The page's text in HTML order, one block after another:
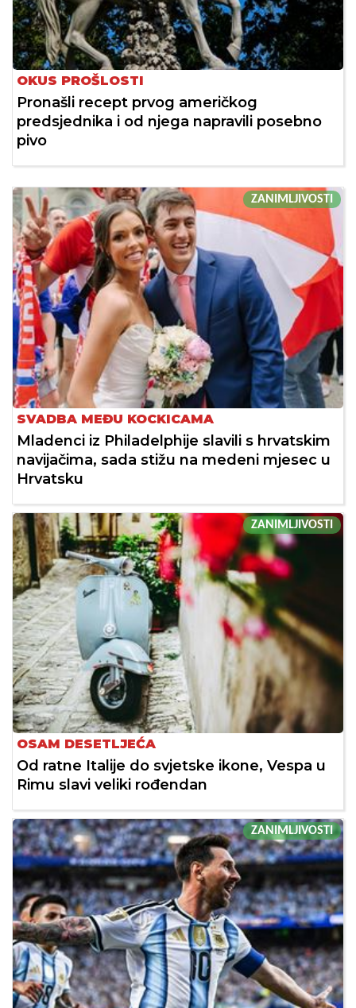
OKUS PROŠLOSTI
Pronašli recept prvog američkog
predsjednika i od njega napravili posebno
pivo
ZANIMLJIVOSTI
SVADBA MEĐU KOCKICAMA
Mladenci iz Philadelphije slavili s hrvatskim
navijačima, sada stižu na medeni mjesec u
Hrvatsku
ZANIMLJIVOSTI
OSAM DESETLJEĆA
Od ratne Italije do svjetske ikone, Vespa u
Rimu slavi veliki rođendan
ZANIMLJIVOSTI